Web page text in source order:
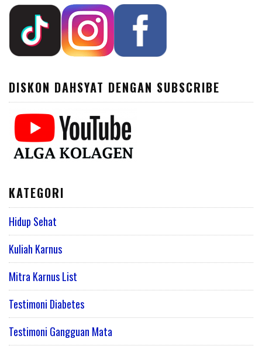
DISKON DAHSYAT DENGAN SUBSCRIBE
KATEGORI
Hidup Sehat
Kuliah Karnus
Mitra Karnus List
Testimoni Diabetes
Testimoni Gangguan Mata